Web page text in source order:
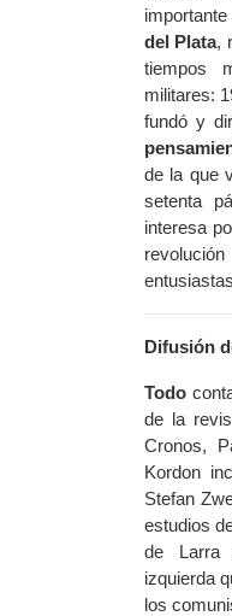
del Plata,
tiempos
militares:
fundó y
de la que
setenta
interesa
Difusión
Todo
de la
Cronos,
Kordon
Stefan
estudios
de Larra
izquierda
los